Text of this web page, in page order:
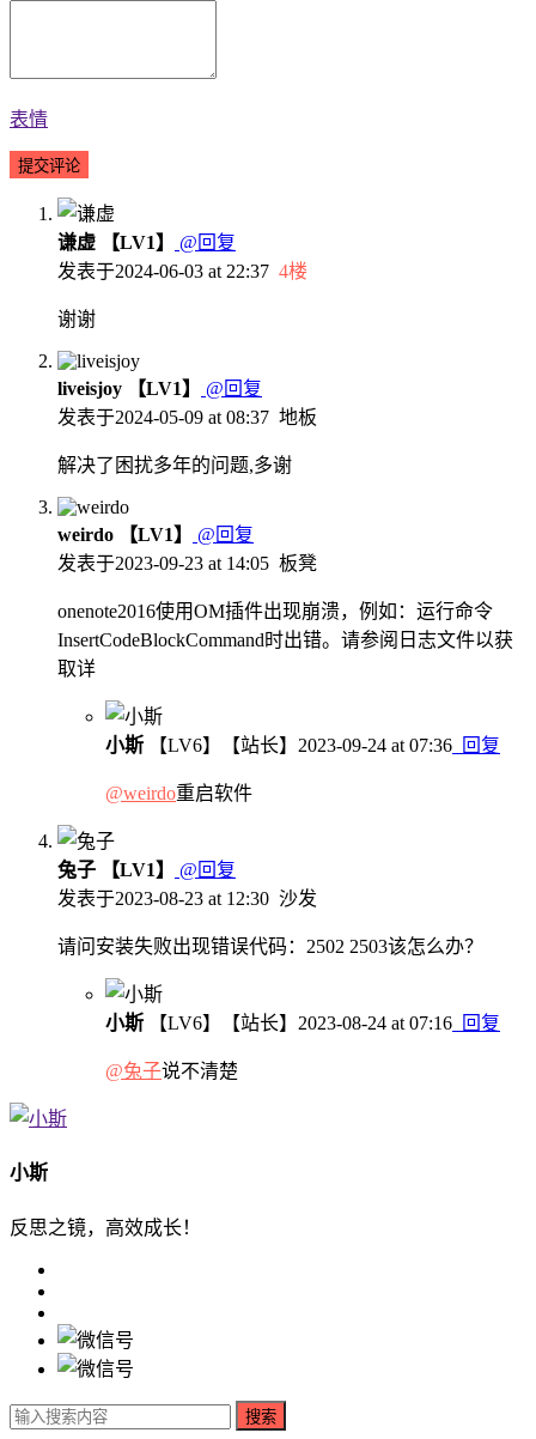
表情
谦虚 【LV1】
@回复
发表于2024-06-03 at 22:37 4楼
谢谢
liveisjoy 【LV1】
@回复
发表于2024-05-09 at 08:37 地板
解决了困扰多年的问题,多谢
weirdo 【LV1】
@回复
发表于2023-09-23 at 14:05 板凳
onenote2016使用OM插件出现崩溃，例如：运行命令
InsertCodeBlockCommand时出错。请参阅日志文件以获
取详
小斯 【LV6】 【站长】 2023-09-24 at 07:36 回复
@weirdo重启软件
兔子 【LV1】
@回复
发表于2023-08-23 at 12:30 沙发
请问安装失败出现错误代码：2502 2503该怎么办？
小斯 【LV6】 【站长】 2023-08-24 at 07:16 回复
@兔子说不清楚
小斯
反思之镜，高效成长！
搜索